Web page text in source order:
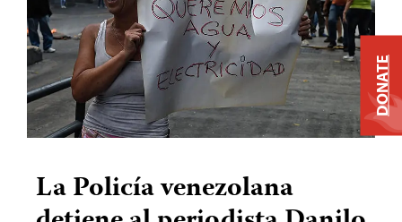
La Policía venezolana
DONATE